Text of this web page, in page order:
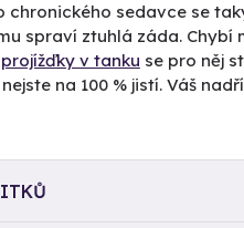
chronického sedavce se
spraví ztuhlá záda. Chybí
projížďky v tanku se pro něj
na 100 % jistí. Váš